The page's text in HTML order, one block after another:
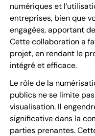
numériques et
entreprises, bien que
engagées, apportant
Cette collaboration a
projet, en rendant le
intégré et efficace.
Le rôle de la
publics ne se limite
visualisation. Il
significative dans la
parties prenantes.